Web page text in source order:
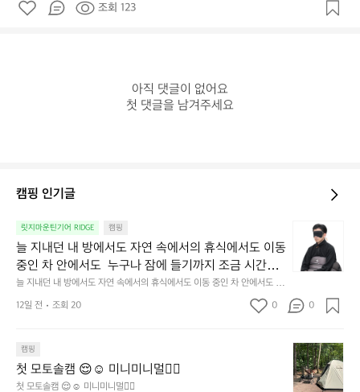
조회 123
아직 댓글이 없어요
첫 댓글을 남겨주세요
캠핑 인기글
릿지마운틴기어 RIDGE 캠핑
늘 지내던 내 방에서도 자연 속에서의 휴식에서도 이동
중인 차 안에서도  누구나 잠에 들기까지 조금 시간이
걸리는 순간이 있습니다.  그럴 때는 차분하게 눈을 가
려보세요. 마치 암막 커튼을 조용히 내리듯이.  Polarte
c® Wind Pro™의 온기가 눈가를 포근히 감싸줍니다.
줍니다.  이 슬립 웜을 쓰는 것만으로 그곳은 나만의 밤
이 됩니다.  안녕히 주무세요.
늘 지내던 내 방에서도 자연 속에서의 휴식에서도 이동 중인 차 안에서도  누
구나 잠에 들기까지 조금 시간이 걸리는 순간이 있습니다.  그럴 때는 차분하
게 눈을 가려보세요. 마치 암막 커튼을 조용히 내리듯이.  Polartec® Wind
밤이 됩니다.  안녕히 주무세요.
내
던
방
도
자
연
12일 전 조회 20 0 0
캠핑
첫 모토솔캠 😌☺️ 미니미니멀👌🏼
첫 모토솔캠 😌☺️ 미니미니멀👌🏼
첫
모
토